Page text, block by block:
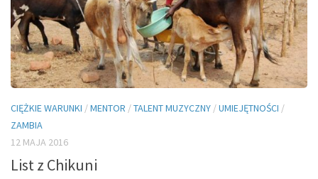
CIĘŻKIE WARUNKI /MENTOR /TALENT MUZYCZNY /UMIEJĘTNOŚCI /
ZAMBIA
12 MAJA 2016
List z Chikuni